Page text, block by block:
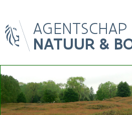
en
naar
gaan
AGENTSCHAP
NATUUR &